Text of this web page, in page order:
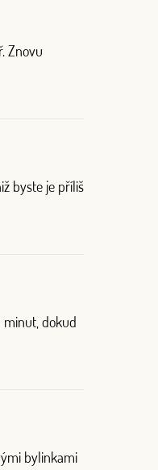
Znovu
byste je příliš
minut, dokud
bylinkami